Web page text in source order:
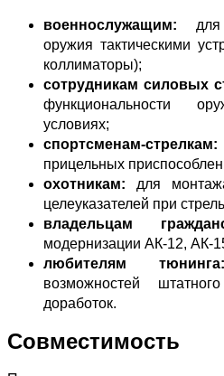
военнослужащим: для
оружия тактическими
коллиматоры);
сотрудникам силовых
функциональности
условиях;
спортсменам‑стрелкам:
прицельных
охотникам: для
целеуказателей при
владельцам
модернизации АК‑12,
любителям тюнинга:
возможностей
доработок.
Совместимость